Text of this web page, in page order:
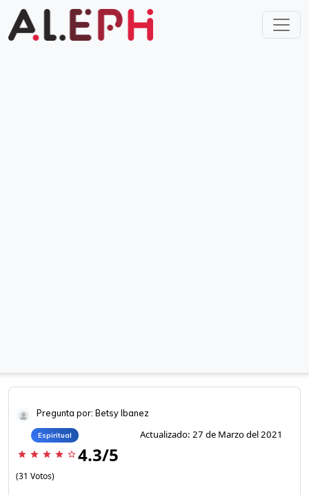
Pregunta por: Betsy Ibanez
Espiritual Actualizado: 27 de Marzo del 2021
star star star star star_border 4.3/5
(31 Votos)